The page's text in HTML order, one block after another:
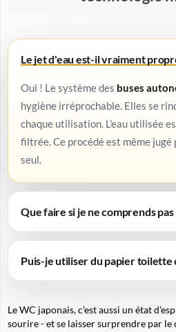
Le jet d'eau est-il vraiment
Oui ! Le système des buses
hygiène irréprochable. Elles se
chaque utilisation. L'eau utilisée
filtrée. Ce procédé est même jugé
seul.
Que faire si je ne comprends pas
Puis-je utiliser du papier toilette
Le WC japonais, c'est aussi un état
sourire - et se laisser surprendre par